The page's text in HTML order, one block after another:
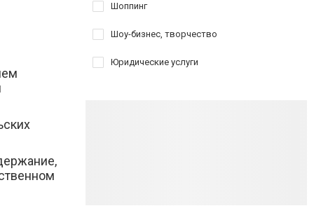
Шоппинг
Шоу-бизнес, творчество
Юридические услуги